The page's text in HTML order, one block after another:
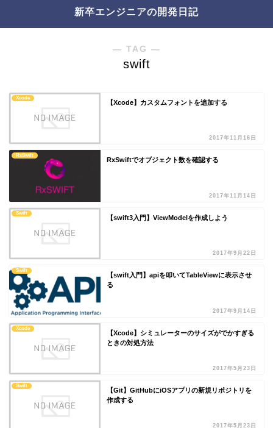
新卒エンジニアの開発日記
― TAG ―
swift
Xcode
【Xcode】カスタムフォントを追加する
2017年11月16日
RxSwift
RxSwiftでオブジェクト数を確認する
2017年11月14日
Swift
【swift3入門】ViewModelを作成しよう
2017年9月22日
Swift
【swift入門】apiを叩いてTableViewに表示させ
る
2017年9月14日
Xcode
【Xcode】シミュレーターのサイズがでかすぎる
ときの対処方法
2017年5月23日
Swift
【Git】GitHubにiOSアプリの新規リポジトリを
作成する
2017年5月23日